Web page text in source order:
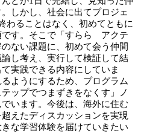
しかし、社会に出てプロジェ
わることはなく、初めてともに
です。そこで「すらら アクテ
ない課題に、初めて会う仲間
し考え、実行して検証して結
実践できる内容にしていま
ようにするため、プログラム
ップでつまずきをなくす」ノ
います。今後は、海外に住む
えたディスカッションを実現
な学習体験を届けていきたい